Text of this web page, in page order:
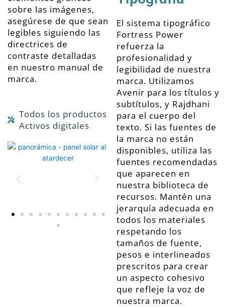
sobre las imágenes,
asegúrese de que sean
legibles siguiendo las
directrices de
contraste detalladas
en nuestro manual de
marca.
Todos los productos
Activos digitales
El sistema tipográfico
Fortress Power
refuerza la
profesionalidad y
legibilidad de nuestra
marca. Utilizamos
Avenir para los títulos y
subtítulos, y Rajdhani
para el cuerpo del
texto. Si las fuentes de
la marca no están
disponibles, utiliza las
fuentes recomendadas
que aparecen en
nuestra biblioteca de
recursos. Mantén una
jerarquía adecuada en
todos los materiales
respetando los
tamaños de fuente,
pesos e interlineados
prescritos para crear
un aspecto cohesivo
que refleje la voz de
nuestra marca.